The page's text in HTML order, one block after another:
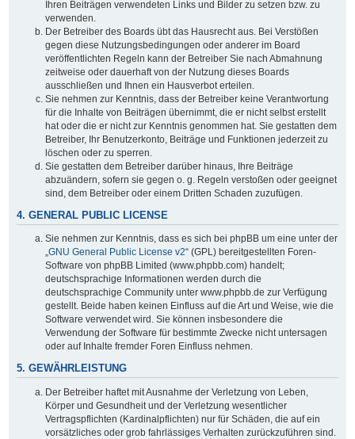
Ihren Beiträgen verwendeten Links und Bilder zu setzen bzw. zu
verwenden.
Der Betreiber des Boards übt das Hausrecht aus. Bei Verstößen
gegen diese Nutzungsbedingungen oder anderer im Board
veröffentlichten Regeln kann der Betreiber Sie nach Abmahnung
zeitweise oder dauerhaft von der Nutzung dieses Boards
ausschließen und Ihnen ein Hausverbot erteilen.
Sie nehmen zur Kenntnis, dass der Betreiber keine Verantwortung
für die Inhalte von Beiträgen übernimmt, die er nicht selbst erstellt
hat oder die er nicht zur Kenntnis genommen hat. Sie gestatten dem
Betreiber, Ihr Benutzerkonto, Beiträge und Funktionen jederzeit zu
löschen oder zu sperren.
Sie gestatten dem Betreiber darüber hinaus, Ihre Beiträge
abzuändern, sofern sie gegen o. g. Regeln verstoßen oder geeignet
sind, dem Betreiber oder einem Dritten Schaden zuzufügen.
4. GENERAL PUBLIC LICENSE
Sie nehmen zur Kenntnis, dass es sich bei phpBB um eine unter der
„GNU General Public License v2“ (GPL) bereitgestellten Foren-
Software von phpBB Limited (www.phpbb.com) handelt;
deutschsprachige Informationen werden durch die
deutschsprachige Community unter www.phpbb.de zur Verfügung
gestellt. Beide haben keinen Einfluss auf die Art und Weise, wie die
Software verwendet wird. Sie können insbesondere die
Verwendung der Software für bestimmte Zwecke nicht untersagen
oder auf Inhalte fremder Foren Einfluss nehmen.
5. GEWÄHRLEISTUNG
Der Betreiber haftet mit Ausnahme der Verletzung von Leben,
Körper und Gesundheit und der Verletzung wesentlicher
Vertragspflichten (Kardinalpflichten) nur für Schäden, die auf ein
vorsätzliches oder grob fahrlässiges Verhalten zurückzuführen sind.